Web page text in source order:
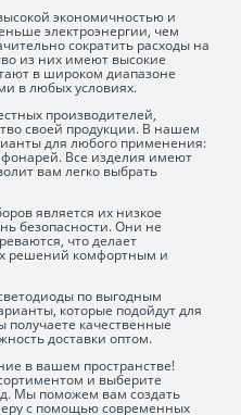
экономичностью и
электроэнергии, чем
сократить расходы на
из них имеют высокие
в широком диапазоне
в любых условиях.
производителей,
своей продукции. В нашем
для любого применения:
Все изделия имеют
вам легко выбрать
является их низкое
безопасности. Они не
что делает
решений комфортным и
по выгодным
которые подойдут для
получаете качественные
доставки оптом.
в вашем пространстве!
и выберите
Мы поможем вам создать
с помощью современных